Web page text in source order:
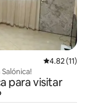
Calificación
4.82 (11)
para visitar